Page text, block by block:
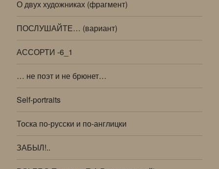
О двух художниках (фрагмент)
ПОСЛУШАЙТЕ… (вариант)
АССОРТИ -6_1
… не поэт и не брюнет…
Self-portraits
Тоска по-русски и по-англицки
ЗАБЫЛ!..